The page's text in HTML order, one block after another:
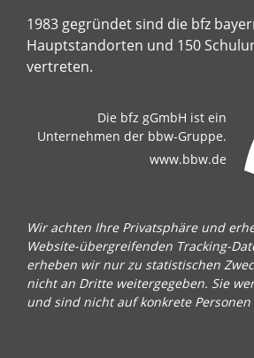
1983 gegründet sind die bfz
Hauptstandorten und 150
vertreten.
Die bfz gGmbH ist ein
Unternehmen der bbw-Gruppe.
www.bbw.de
Wir achten Ihre Privatsphäre und
Website-übergreifenden Tracking-
erheben wir nur zu statistischen
nicht an Dritte weitergegeben. Sie
und sind nicht auf konkrete